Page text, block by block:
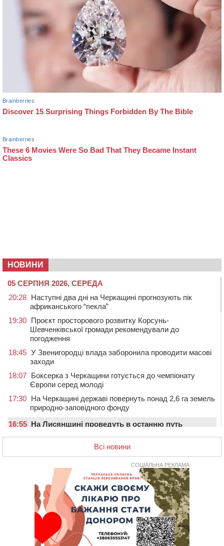
НОВИНИ
05 СЕРПНЯ 2026, СЕРЕДА
20:28 Наступні два дні на Черкащині прогнозують пік
африканського “пекла”
19:30 Проєкт просторового розвитку Корсунь-
Шевченківської громади рекомендували до
погодження
18:45 У Звенигородці влада заборонила проводити масові
заходи
18:07 Боксерка з Черкащини готується до чемпіонату
Європи серед молоді
17:30 На Черкащині державі повернуть понад 2,6 га земель
природно-заповідного фонду
16:55 На Лисянщині проведуть в останню путь
У Дахнівському лісництві екоінспектори натрапили на
незаконне будівництво
У лікарні померла жінка, яку на пішохідному переході
в Черкаському районі збила автівка
Від Чернівців до Бакоти: пів сотні працівників
“Черкасиобленерго” побували у мандрівці
У Монастирищі зустріли військового, який потрапив у
полон під час бою на Київщині
Постраждав водій і неповнолітня пасажирка: у
Всі новини
СОЦІАЛЬНА РЕКЛАМА